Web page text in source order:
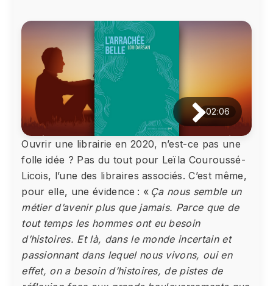
02:06
Ouvrir une librairie en 2020, n’est-ce pas une
folle idée ? Pas du tout pour Leïla Couroussé-
Licois, l’une des libraires associés. C’est même,
pour elle, une évidence : « Ça nous semble un
métier d’avenir plus que jamais. Parce que de
tout temps les hommes ont eu besoin
d’histoires. Et là, dans le monde incertain et
passionnant dans lequel nous vivons, oui en
effet, on a besoin d’histoires, de pistes de